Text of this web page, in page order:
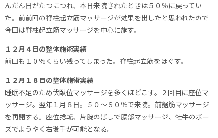
んだん日がたつにつれ、本日来院されたときは５０％に戻ってい
た。前前回の脊柱起立筋マッサージが効果を出したと思われたので
今回は脊柱起立筋マッサージを中心に施す。
１２月４日の整体施術実績
前回も１０％くらい残ってしまった。脊柱起立筋をほぐす。
１２月１８日の整体施術実績
睡眠不足のため伏臥位マッサージを多くほどこす。２回目に座位マ
ッサージ。翌年１月８日。５０～６０％で来院。前鋸筋マッサージ
を再開する。座位捻転、片腕のばしで腰部マッサージ、牡牛のポー
ズでようやく右後手が可能となる。